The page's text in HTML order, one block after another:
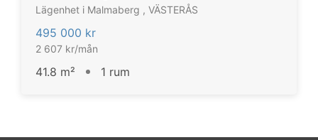
Lägenhet i Malmaberg , VÄSTERÅS
495 000 kr
2 607 kr/mån
41.8 m² 1 rum